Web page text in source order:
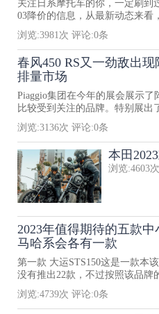
关注日系摩托车的你，一定刷到
03降价的信息，从最新动态来看
浏览:3981次 评论:0条
春风450 RS又一劲敌出
排量市场
Piaggio集团在今年的展会展示
比较受到关注的品牌。特别展出
浏览:3136次 评论:0条
本田
浏览:4603
2023年值得期待的五款
马哈系会各有一款
第一款 大运STS150这是一款本
没有推出22款，不过按照该品牌
浏览:4739次 评论:0条